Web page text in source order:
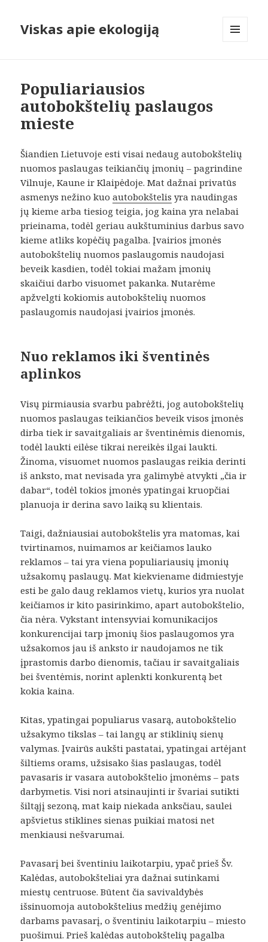
Viskas apie ekologiją
Populiariausios
autobokštelių paslaugos
mieste
Šiandien Lietuvoje esti visai nedaug autobokštelių
nuomos paslaugas teikiančių įmonių – pagrindine
Vilnuje, Kaune ir Klaipėdoje. Mat dažnai privatūs
asmenys nežino kuoautobokštelis yra naudingas
jų kieme arba tiesiog teigia, jog kaina yra nelabai
prieinama, todėl geriau aukštuminius darbus savo
kieme atliks kopėčių pagalba. Įvairios įmonės
autobokštelių nuomos paslaugomis naudojasi
beveik kasdien, todėl tokiai mažam įmonių
skaičiui darbo visuomet pakanka. Nutarėme
apžvelgti kokiomis autobokštelių nuomos
paslaugomis naudojasi įvairios įmonės.
Nuo reklamos iki šventinės
aplinkos
Visų pirmiausia svarbu pabrėžti, jog autobokštelių
nuomos paslaugas teikiančios beveik visos įmonės
dirba tiek ir savaitgaliais ar šventinėmis dienomis,
todėl laukti eilėse tikrai nereikės ilgai laukti.
Žinoma, visuomet nuomos paslaugas reikia derinti
iš anksto, mat nevisada yra galimybė atvykti „čia ir
dabar“, todėl tokios įmonės ypatingai kruopčiai
planuoja ir derina savo laiką su klientais.
Taigi, dažniausiai autobokštelis yra matomas, kai
tvirtinamos, nuimamos ar keičiamos lauko
reklamos – tai yra viena populiariausių įmonių
užsakomų paslaugų. Mat kiekviename didmiestyje
esti be galo daug reklamos vietų, kurios yra nuolat
keičiamos ir kito pasirinkimo, apart autobokštelio,
čia nėra. Vykstant intensyviai komunikacijos
konkurencijai tarp įmonių šios paslaugomos yra
užsakomos jau iš anksto ir naudojamos ne tik
įprastomis darbo dienomis, tačiau ir savaitgaliais
bei šventėmis, norint aplenkti konkurentą bet
kokia kaina.
Kitas, ypatingai populiarus vasarą, autobokštelio
užsakymo tikslas – tai langų ar stiklinių sienų
valymas. Įvairūs aukšti pastatai, ypatingai artėjant
šiltiems orams, užsisako šias paslaugas, todėl
pavasaris ir vasara autobokštelio įmonėms – pats
darbymetis. Visi nori atsinaujinti ir švariai sutikti
šiltąjį sezoną, mat kaip niekada anksčiau, saulei
apšvietus stiklines sienas puikiai matosi net
menkiausi nešvarumai.
Pavasarį bei šventiniu laikotarpiu, ypač prieš Šv.
Kalėdas, autobokšteliai yra dažnai sutinkami
miestų centruose. Būtent čia savivaldybės
išsinuomoja autobokštelius medžių genėjimo
darbams pavasarį, o šventiniu laikotarpiu – miesto
puošimui. Prieš kalėdas autobokštelių pagalba
Kodėl
vis